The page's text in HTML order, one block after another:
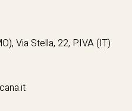
Via Stella, 22, P.IVA (IT)